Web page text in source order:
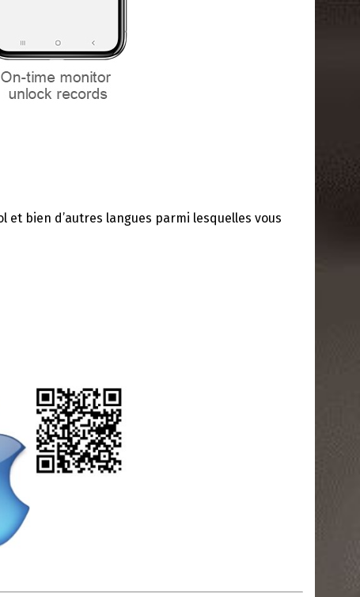
et bien d’autres langues parmi lesquelles vous